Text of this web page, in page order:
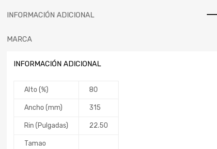
INFORMACIÓN ADICIONAL
MARCA
INFORMACIÓN ADICIONAL
Alto (%) 80
Ancho (mm) 315
Rin (Pulgadas) 22.50
Tamao